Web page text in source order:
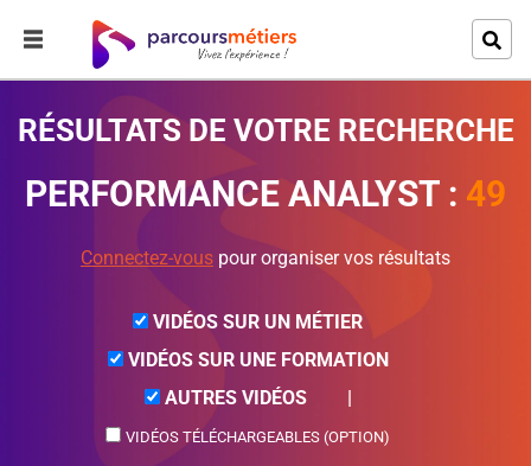
RÉSULTATS DE VOTRE RECHERCHE
PERFORMANCE ANALYST : 49
Connectez-vous pour organiser vos résultats
VIDÉOS SUR UN MÉTIER
VIDÉOS SUR UNE FORMATION
AUTRES VIDÉOS
|
VIDÉOS TÉLÉCHARGEABLES (OPTION)